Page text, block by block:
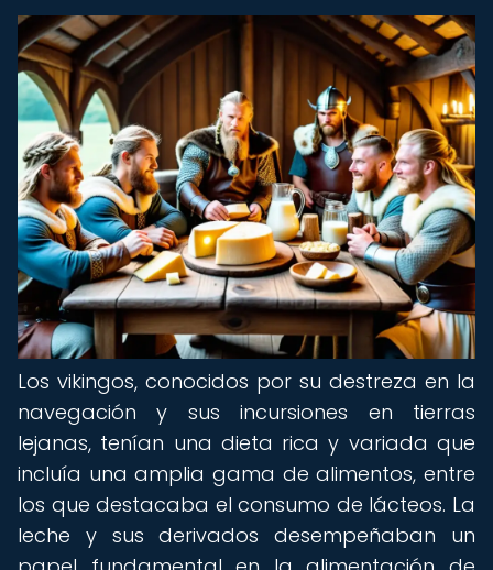
Los vikingos, conocidos por su destreza en la
navegación y sus incursiones en tierras
lejanas, tenían una dieta rica y variada que
incluía una amplia gama de alimentos, entre
los que destacaba el consumo de lácteos. La
leche y sus derivados desempeñaban un